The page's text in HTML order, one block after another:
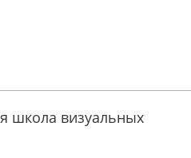
школа визуальных